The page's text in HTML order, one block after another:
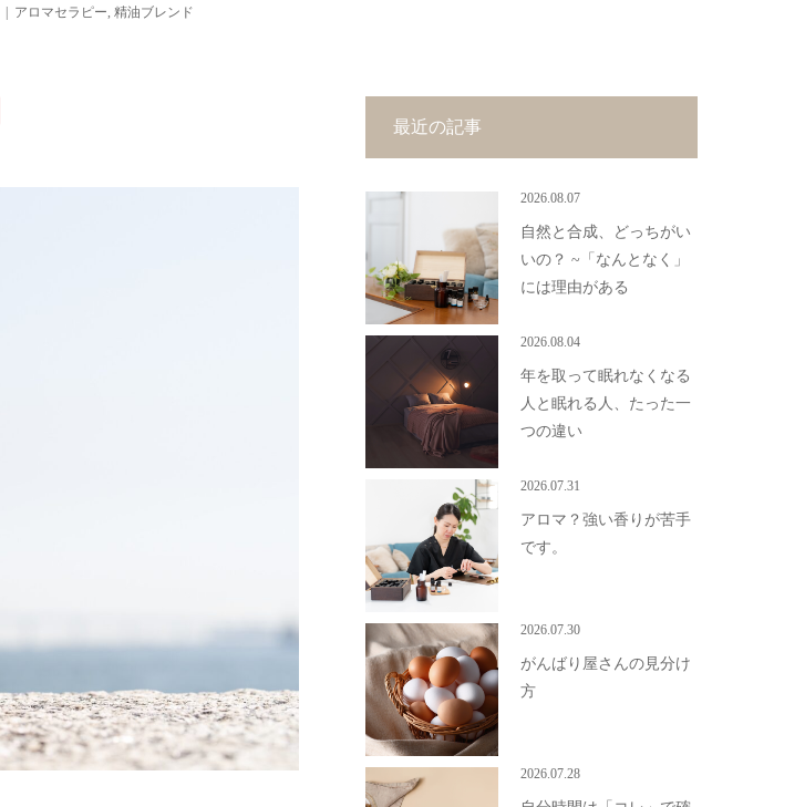
アロマセラピー 精油ブレンド
最近の記事
2026.08.07
自然と合成、どっちがい
いの？ ~「なんとなく」
には理由がある
2026.08.04
年を取って眠れなくなる
人と眠れる人、たった一
つの違い
2026.07.31
アロマ？強い香りが苦手
です。
2026.07.30
がんばり屋さんの見分け
方
2026.07.28